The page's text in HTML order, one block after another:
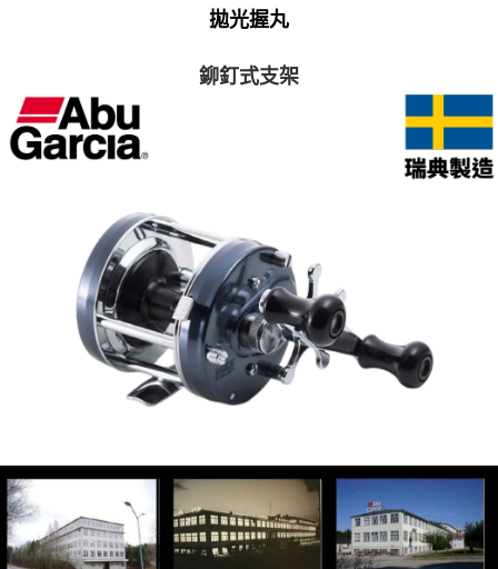
拋光握丸
鉚釘式支架